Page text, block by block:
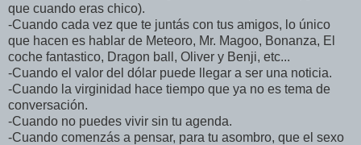
que cuando eras chico).
-Cuando cada vez que te juntás con tus amigos, lo único
que hacen es hablar de Meteoro, Mr. Magoo, Bonanza, El
coche fantastico, Dragon ball, Oliver y Benji, etc...
-Cuando el valor del dólar puede llegar a ser una noticia.
-Cuando la virginidad hace tiempo que ya no es tema de
conversación.
-Cuando no puedes vivir sin tu agenda.
-Cuando comenzás a pensar, para tu asombro, que el sexo